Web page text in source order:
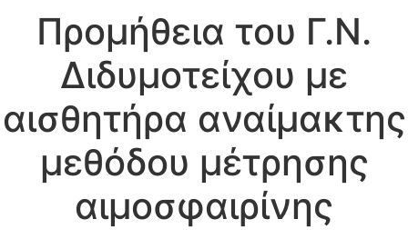
Προμήθεια του Γ.Ν.
Διδυμοτείχου με
αισθητήρα αναίμακτης
μεθόδου μέτρησης
αιμοσφαιρίνης